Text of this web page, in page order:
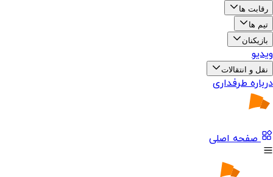
رقابت ها
تیم ها
بازیکنان
ویدیو
نقل و انتقالات
درباره طرفداری
صفحه اصلی